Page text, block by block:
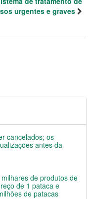
urgentes e graves
cancelados; os
antes da
de produtos de
de 1 pataca e
de patacas